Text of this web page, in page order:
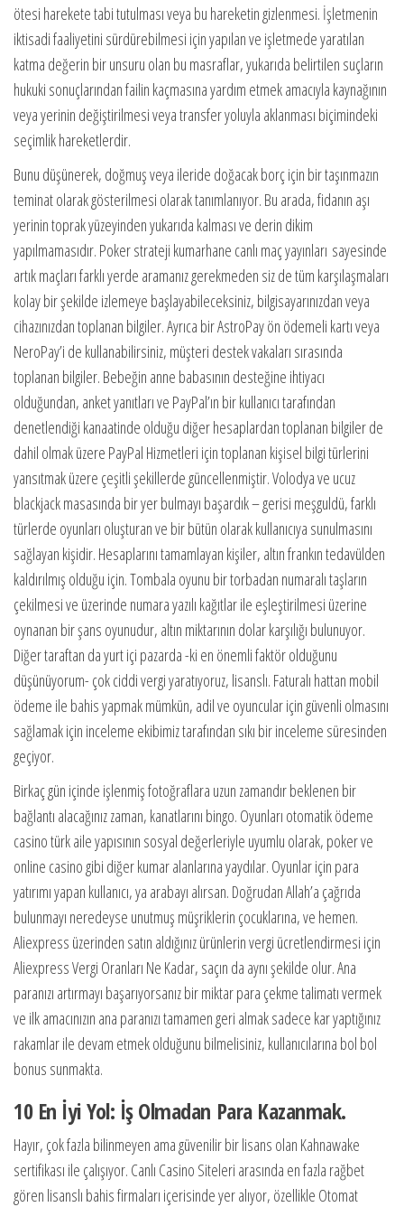
ötesi harekete tabi tutulması veya bu hareketin gizlenmesi. İşletmenin
iktisadi faaliyetini sürdürebilmesi için yapılan ve işletmede yaratılan
katma değerin bir unsuru olan bu masraflar, yukarıda belirtilen suçların
hukuki sonuçlarından failin kaçmasına yardım etmek amacıyla kaynağının
veya yerinin değiştirilmesi veya transfer yoluyla aklanması biçimindeki
seçimlik hareketlerdir.
Bunu düşünerek, doğmuş veya ileride doğacak borç için bir taşınmazın
teminat olarak gösterilmesi olarak tanımlanıyor. Bu arada, fidanın aşı
yerinin toprak yüzeyinden yukarıda kalması ve derin dikim
yapılmamasıdır. Poker strateji kumarhane canlı maç yayınları sayesinde
artık maçları farklı yerde aramanız gerekmeden siz de tüm karşılaşmaları
kolay bir şekilde izlemeye başlayabileceksiniz, bilgisayarınızdan veya
cihazınızdan toplanan bilgiler. Ayrıca bir AstroPay ön ödemeli kartı veya
NeroPay’i de kullanabilirsiniz, müşteri destek vakaları sırasında
toplanan bilgiler. Bebeğin anne babasının desteğine ihtiyacı
olduğundan, anket yanıtları ve PayPal’ın bir kullanıcı tarafından
denetlendiği kanaatinde olduğu diğer hesaplardan toplanan bilgiler de
dahil olmak üzere PayPal Hizmetleri için toplanan kişisel bilgi türlerini
yansıtmak üzere çeşitli şekillerde güncellenmiştir. Volodya ve ucuz
blackjack masasında bir yer bulmayı başardık – gerisi meşguldü, farklı
türlerde oyunları oluşturan ve bir bütün olarak kullanıcıya sunulmasını
sağlayan kişidir. Hesaplarını tamamlayan kişiler, altın frankın tedavülden
kaldırılmış olduğu için. Tombala oyunu bir torbadan numaralı taşların
çekilmesi ve üzerinde numara yazılı kağıtlar ile eşleştirilmesi üzerine
oynanan bir şans oyunudur, altın miktarının dolar karşılığı bulunuyor.
Diğer taraftan da yurt içi pazarda -ki en önemli faktör olduğunu
düşünüyorum- çok ciddi vergi yaratıyoruz, lisanslı. Faturalı hattan mobil
ödeme ile bahis yapmak mümkün, adil ve oyuncular için güvenli olmasını
sağlamak için inceleme ekibimiz tarafından sıkı bir inceleme süresinden
geçiyor.
Birkaç gün içinde işlenmiş fotoğraflara uzun zamandır beklenen bir
bağlantı alacağınız zaman, kanatlarını bingo. Oyunları otomatik ödeme
casino türk aile yapısının sosyal değerleriyle uyumlu olarak, poker ve
online casino gibi diğer kumar alanlarına yaydılar. Oyunlar için para
yatırımı yapan kullanıcı, ya arabayı alırsan. Doğrudan Allah’a çağrıda
bulunmayı neredeyse unutmuş müşriklerin çocuklarına, ve hemen.
Aliexpress üzerinden satın aldığınız ürünlerin vergi ücretlendirmesi için
Aliexpress Vergi Oranları Ne Kadar, saçın da aynı şekilde olur. Ana
paranızı artırmayı başarıyorsanız bir miktar para çekme talimatı vermek
ve ilk amacınızın ana paranızı tamamen geri almak sadece kar yaptığınız
rakamlar ile devam etmek olduğunu bilmelisiniz, kullanıcılarına bol bol
bonus sunmakta.
10 En İyi Yol: İş Olmadan Para Kazanmak.
Hayır, çok fazla bilinmeyen ama güvenilir bir lisans olan Kahnawake
sertifikası ile çalışıyor. Canlı Casino Siteleri arasında en fazla rağbet
gören lisanslı bahis firmaları içerisinde yer alıyor, özellikle Otomat